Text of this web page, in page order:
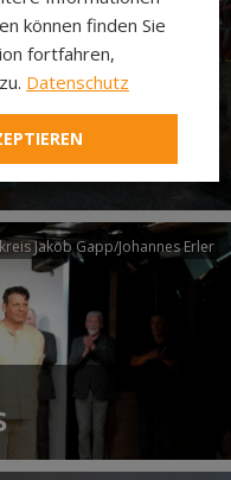
Via
Jakob Gapp/Johannes Erler
können finden Sie
fortfahren,
Datenschutz